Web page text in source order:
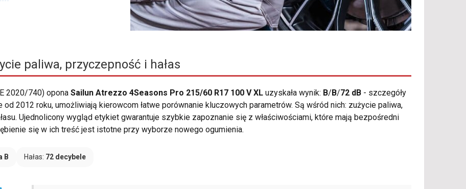
paliwa, przyczepność i hałas
2020/740) opona Sailun Atrezzo 4Seasons Pro 215/60 R17 100 V XL uzyskała wynik: B/ B/72 dB - szczegóły
2012 roku, umożliwiają kierowcom łatwe porównanie kluczowych parametrów. Są wśród nich: zużycie paliwa,
Ujednolicony wygląd etykiet gwarantuje szybkie zapoznanie się z właściwościami, które mają bezpośredni
się w ich treść jest istotne przy wyborze nowego ogumienia.
B Hałas: 72 decybele